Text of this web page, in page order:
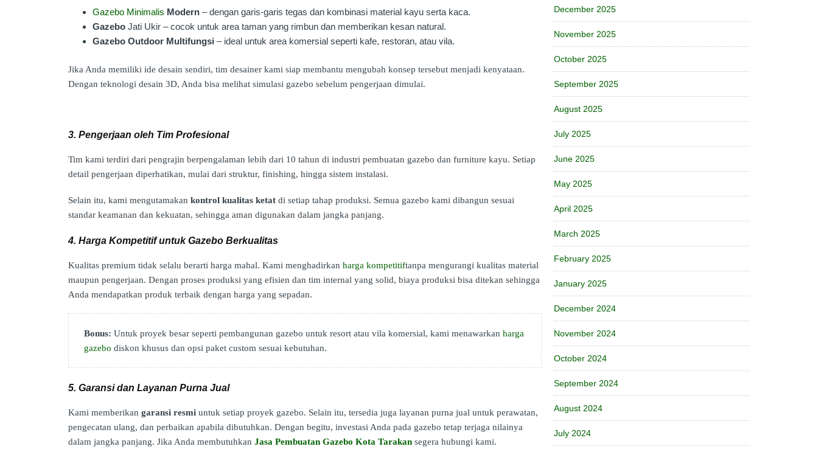
Gazebo Minimalis Modern – dengan garis-garis tegas dan kombinasi material kayu serta kaca.
Gazebo Jati Ukir – cocok untuk area taman yang rimbun dan memberikan kesan natural.
Gazebo Outdoor Multifungsi – ideal untuk area komersial seperti kafe, restoran, atau vila.
Jika Anda memiliki ide desain sendiri, tim desainer kami siap membantu mengubah konsep tersebut menjadi kenyataan.
Dengan teknologi desain 3D, Anda bisa melihat simulasi gazebo sebelum pengerjaan dimulai.
3. Pengerjaan oleh Tim Profesional
Tim kami terdiri dari pengrajin berpengalaman lebih dari 10 tahun di industri pembuatan gazebo dan furniture kayu. Setiap
detail pengerjaan diperhatikan, mulai dari struktur, finishing, hingga sistem instalasi.
Selain itu, kami mengutamakan kontrol kualitas ketat di setiap tahap produksi. Semua gazebo kami dibangun sesuai
standar keamanan dan kekuatan, sehingga aman digunakan dalam jangka panjang.
4. Harga Kompetitif untuk Gazebo Berkualitas
Kualitas premium tidak selalu berarti harga mahal. Kami menghadirkan harga kompetitiftanpa mengurangi kualitas material
maupun pengerjaan. Dengan proses produksi yang efisien dan tim internal yang solid, biaya produksi bisa ditekan sehingga
Anda mendapatkan produk terbaik dengan harga yang sepadan.
Bonus: Untuk proyek besar seperti pembangunan gazebo untuk resort atau vila komersial, kami menawarkan harga
gazebo diskon khusus dan opsi paket custom sesuai kebutuhan.
5. Garansi dan Layanan Purna Jual
Kami memberikan garansi resmi untuk setiap proyek gazebo. Selain itu, tersedia juga layanan purna jual untuk perawatan,
pengecatan ulang, dan perbaikan apabila dibutuhkan. Dengan begitu, investasi Anda pada gazebo tetap terjaga nilainya
dalam jangka panjang. Jika Anda membutuhkan Jasa Pembuatan Gazebo Kota Tarakan segera hubungi kami.
December 2025
November 2025
October 2025
September 2025
August 2025
July 2025
June 2025
May 2025
April 2025
March 2025
February 2025
January 2025
December 2024
November 2024
October 2024
September 2024
August 2024
July 2024